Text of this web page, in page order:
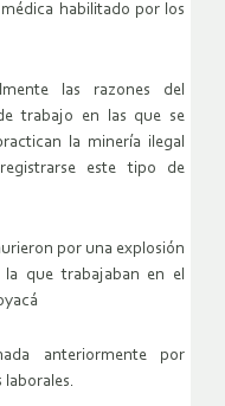
habilitado por los
las razones del
trabajo en las que se
la minería ilegal
este tipo de
por una explosión
que trabajaban en el
anteriormente por